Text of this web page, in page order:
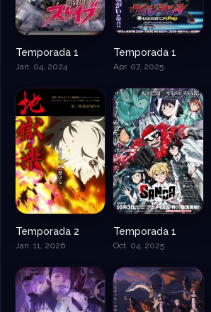
Temporada 1
Jan. 04, 2024
Temporada 1
Apr. 07, 2025
Temporada 2
Jan. 11, 2026
Temporada 1
Oct. 04, 2025